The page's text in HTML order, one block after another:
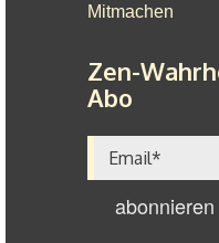
Mitmachen
Zen-
Abo